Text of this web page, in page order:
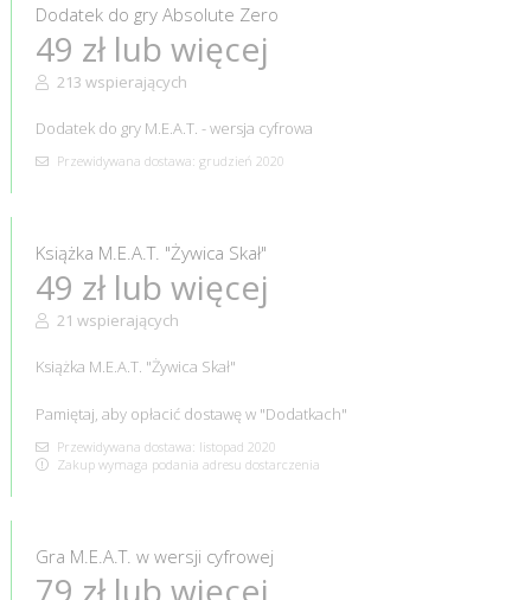
Dodatek do gry Absolute Zero
49 zł lub więcej
213 wspierających
Dodatek do gry M.E.A.T. - wersja cyfrowa
Przewidywana dostawa: grudzień 2020
Książka M.E.A.T. "Żywica Skał"
49 zł lub więcej
21 wspierających
Książka M.E.A.T. "Żywica Skał"
Pamiętaj, aby opłacić dostawę w "Dodatkach"
Przewidywana dostawa: listopad 2020
Zakup wymaga podania adresu dostarczenia
Gra M.E.A.T. w wersji cyfrowej
79 zł lub więcej